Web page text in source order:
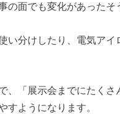
の面でも変化があったそ
い分けしたり、電気ア
、「展示会までにたく
すようになります。